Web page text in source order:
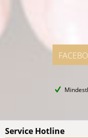
Service Hotline